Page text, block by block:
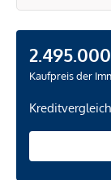
Kaufpreis der